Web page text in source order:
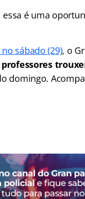
é uma
sábado (29), o
professores
domingo.